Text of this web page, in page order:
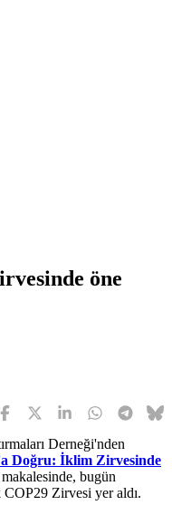
öne
Derneği'nden
Doğru: İklim Zirvesinde
makalesinde, bugün
COP29 Zirvesi yer aldı.